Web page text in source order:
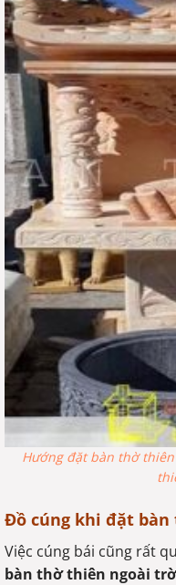
Hướng đặt bàn thờ
Đồ cúng khi đặt
Việc cúng bái cũng rất
bàn thờ thiên ngoài